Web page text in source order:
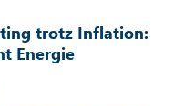
trotz Inflation:
Energie